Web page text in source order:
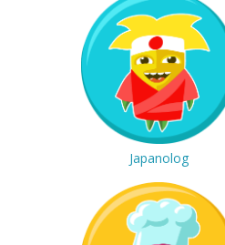
Japanolog